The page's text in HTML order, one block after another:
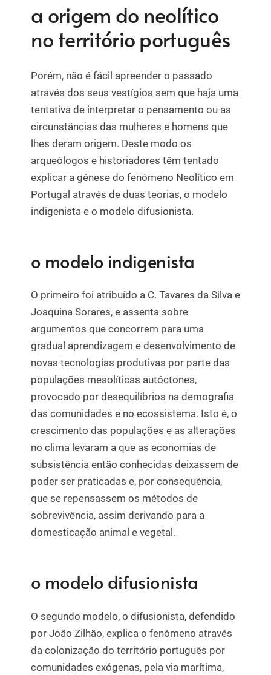
a origem do neolítico
no território português
Porém, não é fácil apreender o passado
através dos seus vestígios sem que haja uma
tentativa de interpretar o pensamento ou as
circunstâncias das mulheres e homens que
lhes deram origem. Deste modo os
arqueólogos e historiadores têm tentado
explicar a génese do fenómeno Neolítico em
Portugal através de duas teorias, o modelo
indigenista e o modelo difusionista.
o modelo indigenista
O primeiro foi atribuído a C. Tavares da Silva e
Joaquina Sorares, e assenta sobre
argumentos que concorrem para uma
gradual aprendizagem e desenvolvimento de
novas tecnologias produtivas por parte das
populações mesolíticas autóctones,
provocado por desequilíbrios na demografia
das comunidades e no ecossistema. Isto é, o
crescimento das populações e as alterações
no clima levaram a que as economias de
subsistência então conhecidas deixassem de
poder ser praticadas e, por consequência,
que se repensassem os métodos de
sobrevivência, assim derivando para a
domesticação animal e vegetal.
o modelo difusionista
O segundo modelo, o difusionista, defendido
por João Zilhão, explica o fenómeno através
da colonização do território português por
comunidades exógenas, pela via marítima,